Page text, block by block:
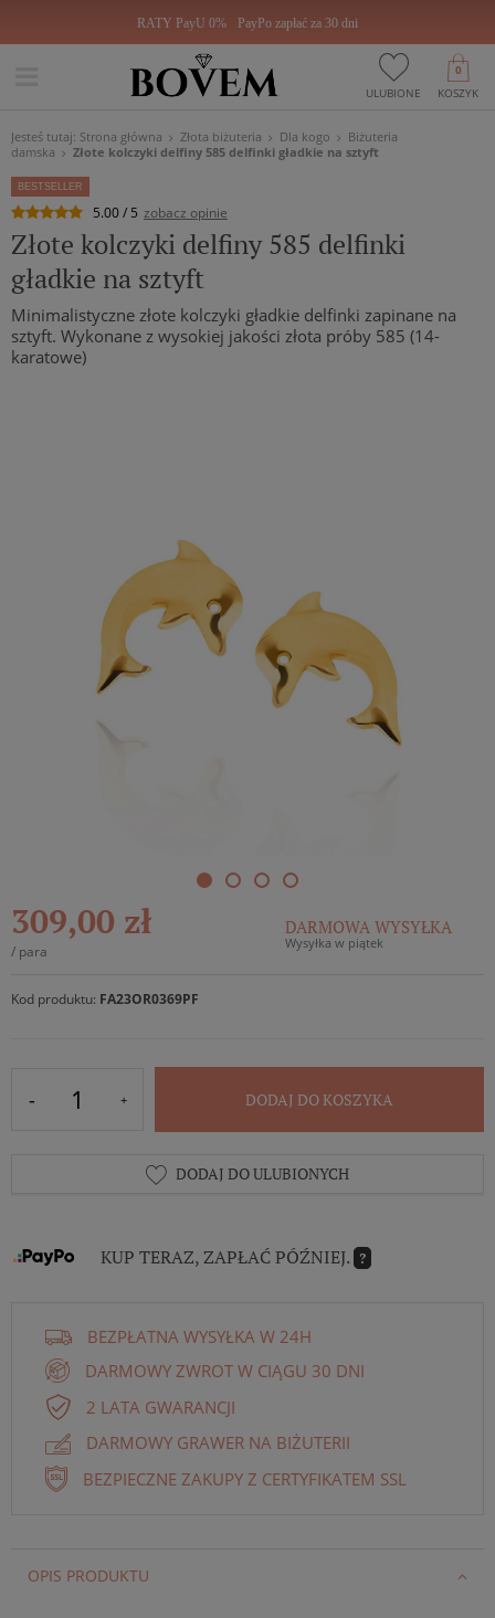
RATY PayU 0% PayPo zapłać za 30 dni
ULUBIONE KOSZYK
0
Jesteś tutaj: Strona główna Złota biżuteria Dla kogo
Biżuteria
damska
Złote kolczyki delfiny 585 delfinki gładkie na sztyft
BESTSELLER
5.00 / 5 zobacz opinie
Złote kolczyki delfiny 585 delfinki
gładkie na sztyft
Minimalistyczne złote kolczyki gładkie delfinki zapinane na
sztyft. Wykonane z wysokiej jakości złota próby 585 (14-
karatowe)
309,00 zł
/ para
DARMOWA WYSYŁKA
Wysyłka w piątek
Kod produktu: FA23OR0369PF
DODAJ DO KOSZYKA
DODAJ DO ULUBIONYCH
KUP TERAZ, ZAPŁAĆ PÓŹNIEJ. ?
BEZPŁATNA WYSYŁKA W 24H
DARMOWY ZWROT W CIĄGU 30 DNI
2 LATA GWARANCJI
DARMOWY GRAWER NA BIŻUTERII
BEZPIECZNE ZAKUPY Z CERTYFIKATEM SSL
OPIS PRODUKTU